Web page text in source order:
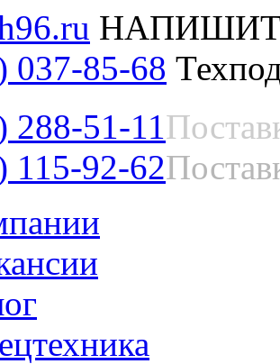
037-85-68
288-51-11
115-92-62